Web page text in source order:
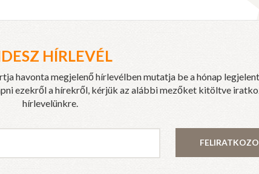
HÍRLEVÉL
havonta megjelenő hírlevélben mutatja be a hónap
ezekről a hírekről, kérjük az alábbi mezőket kitöltve
hírlevelünkre.